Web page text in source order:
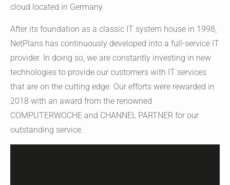
cloud located in Germany.
After its foundation as a classic IT system house in 1998,
NetPlans has continuously developed into a full-service IT
provider. In doing so, we are constantly investing in new
technologies to provide our customers with IT services
that are on the cutting edge. Our efforts were rewarded in
2018 with an award from the renowned
COMPUTERWOCHE and CHANNEL PARTNER for our
outstanding service.